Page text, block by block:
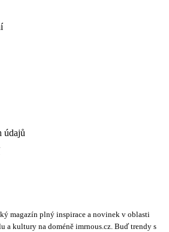
údajů
magazín plný inspirace a novinek v oblasti
a kultury na doméně imrnous.cz. Buď trendy s